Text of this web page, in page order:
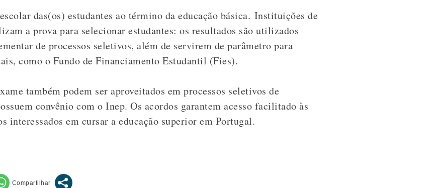
das(os) estudantes ao término da educação básica. Instituições de
a prova para selecionar estudantes: os resultados são utilizados
de processos seletivos, além de servirem de parâmetro para
como o Fundo de Financiamento Estudantil (Fies).
também podem ser aproveitados em processos seletivos de
convênio com o Inep. Os acordos garantem acesso facilitado às
interessados em cursar a educação superior em Portugal.